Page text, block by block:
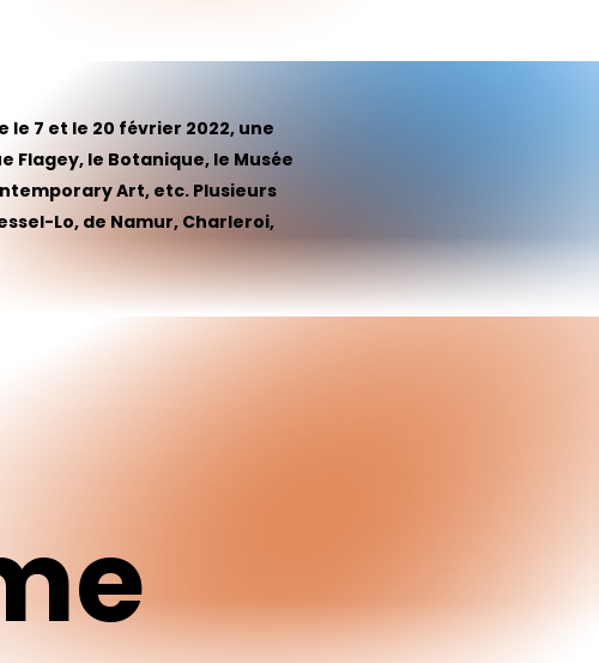
le 7 et le 20 février 2022, une
Flagey, le Botanique, le Musée
Art, etc. Plusieurs
Lo, de Namur, Charleroi,